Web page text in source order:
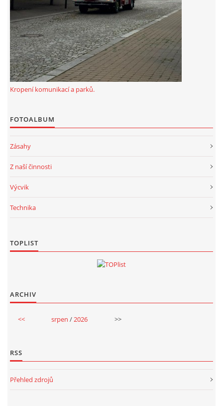
Kropení komunikací a parků.
FOTOALBUM
Zásahy
Z naší činnosti
Výcvik
Technika
TOPLIST
ARCHIV
<< srpen /2026 >>
RSS
Přehled zdrojů